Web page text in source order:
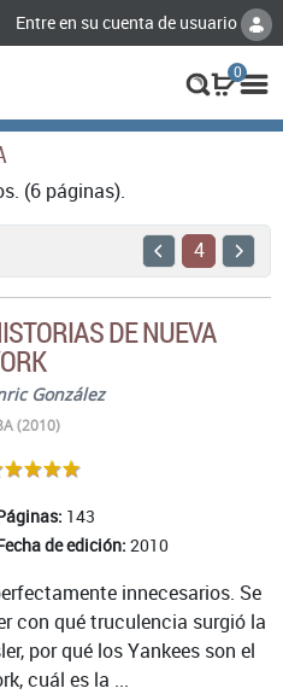
Entre en su cuenta de usuario
0
(6 páginas).
4
DE NUEVA
González
(2010)
143
de edición: 2010
innecesarios. Se
con qué truculencia surgió la
por qué los Yankees son el
cuál es la ...